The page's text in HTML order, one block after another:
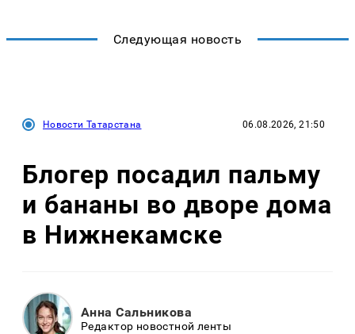
Следующая новость
Новости Татарстана 06.08.2026, 21:50
Блогер посадил пальму
и бананы во дворе дома
в Нижнекамске
Анна Сальникова
Редактор новостной ленты